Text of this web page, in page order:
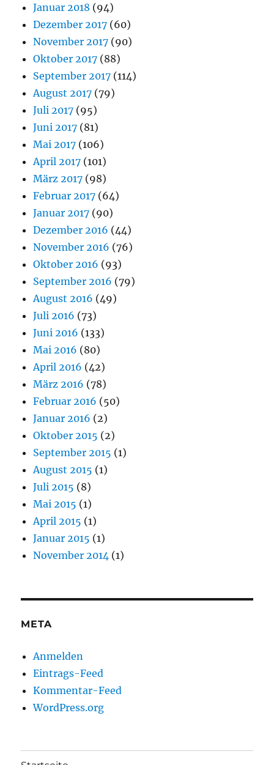
Januar 2018 (94)
Dezember 2017 (60)
November 2017 (90)
Oktober 2017 (88)
September 2017 (114)
August 2017 (79)
Juli 2017 (95)
Juni 2017 (81)
Mai 2017 (106)
April 2017 (101)
März 2017 (98)
Februar 2017 (64)
Januar 2017 (90)
Dezember 2016 (44)
November 2016 (76)
Oktober 2016 (93)
September 2016 (79)
August 2016 (49)
Juli 2016 (73)
Juni 2016 (133)
Mai 2016 (80)
April 2016 (42)
März 2016 (78)
Februar 2016 (50)
Januar 2016 (2)
Oktober 2015 (2)
September 2015 (1)
August 2015 (1)
Juli 2015 (8)
Mai 2015 (1)
April 2015 (1)
Januar 2015 (1)
November 2014 (1)
META
Anmelden
Eintrags-Feed
Kommentar-Feed
WordPress.org